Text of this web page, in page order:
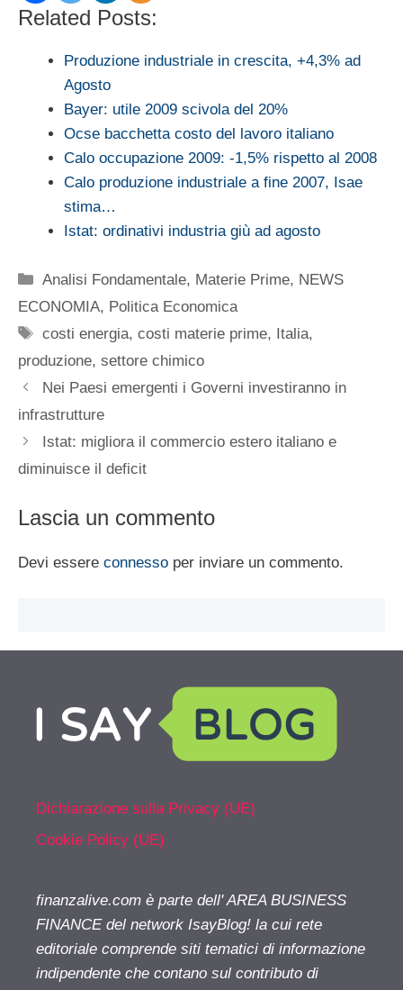
Related Posts:
Produzione industriale in crescita, +4,3% ad
Agosto
Bayer: utile 2009 scivola del 20%
Ocse bacchetta costo del lavoro italiano
Calo occupazione 2009: -1,5% rispetto al 2008
Calo produzione industriale a fine 2007, Isae
stima…
Istat: ordinativi industria giù ad agosto
Categorie
Analisi Fondamentale, Materie Prime, NEWS
ECONOMIA, Politica Economica
Tag
costi energia,costi materie prime, Italia,
produzione, settore chimico
Nei Paesi emergenti i Governi investiranno in
infrastrutture
Istat: migliora il commercio estero italiano e
diminuisce il deficit
Lascia un commento
Devi essere connesso per inviare un commento.
Dichiarazione sulla Privacy (UE)
Cookie Policy (UE)
finanzalive.com è parte dell' AREA BUSINESS
FINANCE del network IsayBlog! la cui rete
editoriale comprende siti tematici di informazione
indipendente che contano sul contributo di